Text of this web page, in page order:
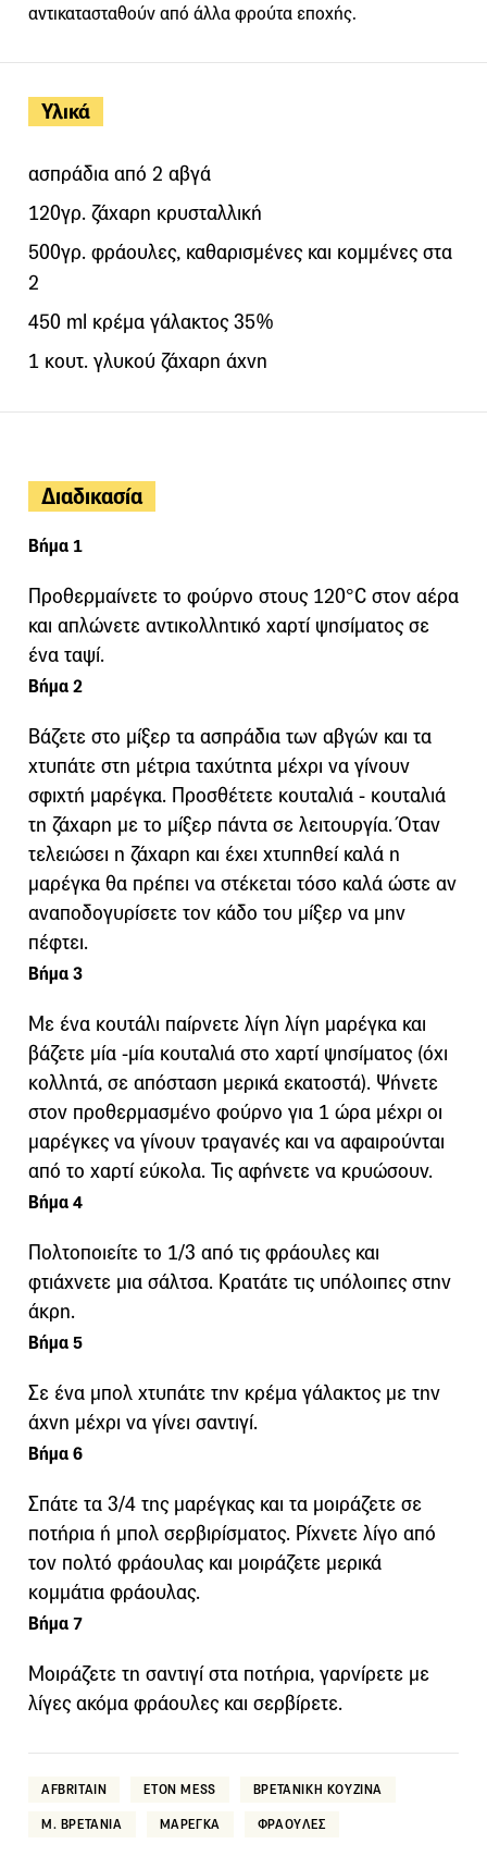
Υλικά
ασπράδια από 2 αβγά
120γρ. ζάχαρη κρυσταλλική
500γρ. φράουλες, καθαρισμένες και κομμένες στα
2
450 ml κρέμα γάλακτος 35%
1 κουτ. γλυκού ζάχαρη άχνη
αντικατασταθούν από άλλα φρούτα εποχής.
Διαδικασία
Βήμα 1
Προθερμαίνετε το φούρνο στους 120°C στον αέρα
και απλώνετε αντικολλητικό χαρτί ψησίματος σε
ένα ταψί.
Βήμα 2
Βάζετε στο μίξερ τα ασπράδια των αβγών και τα
χτυπάτε στη μέτρια ταχύτητα μέχρι να γίνουν
σφιχτή μαρέγκα. Προσθέτετε κουταλιά - κουταλιά
τη ζάχαρη με το μίξερ πάντα σε λειτουργία. Όταν
τελειώσει η ζάχαρη και έχει χτυπηθεί καλά η
μαρέγκα θα πρέπει να στέκεται τόσο καλά ώστε αν
αναποδογυρίσετε τον κάδο του μίξερ να μην
πέφτει.
Βήμα 3
Με ένα κουτάλι παίρνετε λίγη λίγη μαρέγκα και
βάζετε μία -μία κουταλιά στο χαρτί ψησίματος (όχι
κολλητά, σε απόσταση μερικά εκατοστά). Ψήνετε
στον προθερμασμένο φούρνο για 1 ώρα μέχρι οι
μαρέγκες να γίνουν τραγανές και να αφαιρούνται
από το χαρτί εύκολα. Τις αφήνετε να κρυώσουν.
Βήμα 4
Πολτοποιείτε το 1/3 από τις φράουλες και
φτιάχνετε μια σάλτσα. Κρατάτε τις υπόλοιπες στην
άκρη.
Βήμα 5
Σε ένα μπολ χτυπάτε την κρέμα γάλακτος με την
άχνη μέχρι να γίνει σαντιγί.
Βήμα 6
Σπάτε τα 3/4 της μαρέγκας και τα μοιράζετε σε
ποτήρια ή μπολ σερβιρίσματος. Ρίχνετε λίγο από
τον πολτό φράουλας και μοιράζετε μερικά
κομμάτια φράουλας.
Βήμα 7
Μοιράζετε τη σαντιγί στα ποτήρια, γαρνίρετε με
λίγες ακόμα φράουλες και σερβίρετε.
AFBRITAIN ETON MESS ΒΡΕΤΑΝΙΚΗ ΚΟΥΖΙΝΑ
Μ. ΒΡΕΤΑΝΙΑ ΜΑΡΕΓΚΑ ΦΡΑΟΥΛΕΣ